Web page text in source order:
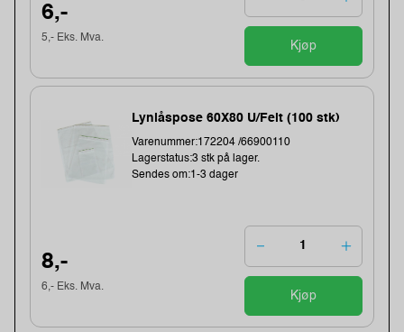
6,-
5,- Eks. Mva.
Kjøp
Lynlåspose 60X80 U/Felt (100 stk)
Varenummer:172204 /66900110
Lagerstatus:3 stk på lager.
Sendes om:1-3 dager
8,-
6,- Eks. Mva.
Kjøp